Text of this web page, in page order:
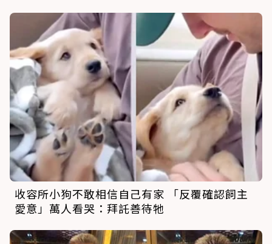
收容所小狗不敢相信自己有家 「反覆確認飼主
愛意」萬人看哭：拜託善待牠